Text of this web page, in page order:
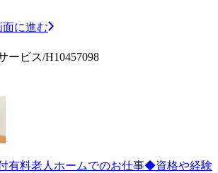
面に進む
ービス/H10457098
有料老人ホームでのお仕事◆資格や経験